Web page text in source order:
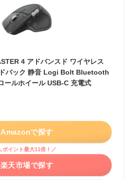
4 アドバンスド ワイヤレス
バック 静音 Logi Bolt Bluetooth
ールホイール USB-C 充電式
Amazonで探す
ポイント最大11倍！／
楽天市場で探す